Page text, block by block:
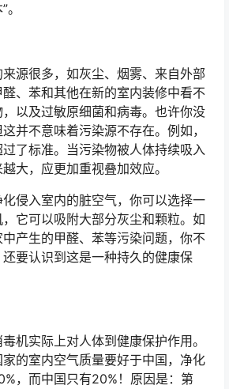
很多，如灰尘、烟雾、来自外部
、苯和其他在新的室内装修中看不
以及过敏原细菌和病毒。也许你没
并不意味着污染源不存在。例如，
了标准。当污染物被人体持续吸入
大，应更加重视叠加效应。
入室内的脏空气，你可以选择一
它可以吸附大部分灰尘和颗粒。如
产生的甲醛、苯等污染问题，你不
要认识到这是一种持久的健康保
实际上对人体到健康保护作用。
的室内空气质量要好于中国，净化
，而中国只有20%！原因是：第